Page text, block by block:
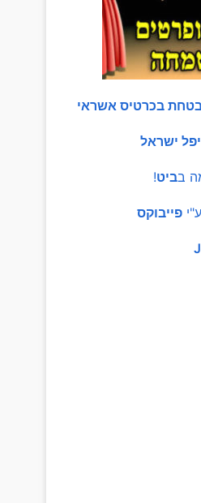
בכרטיס אשראי
ישראל
בביט!
פייבוקס